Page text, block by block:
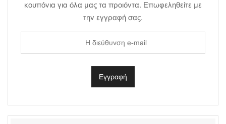
κουπόνια για όλα μας τα προιόντα. Επωφεληθείτε με
την εγγραφή σας.